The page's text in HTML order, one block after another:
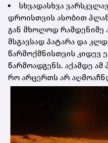
სხვა­დას­ხვა
დრო­ის­თვის ასო­ბით
გან მხო­ლოდ რამ­დე­ნი­მე
მსგავ­სად პა­ტა­რა და
წარ­მოქ­მნის­თვის კი­დევ
წარ­მო­ად­გენს. აქამ­დე
რო არ­ცერ­თს არ